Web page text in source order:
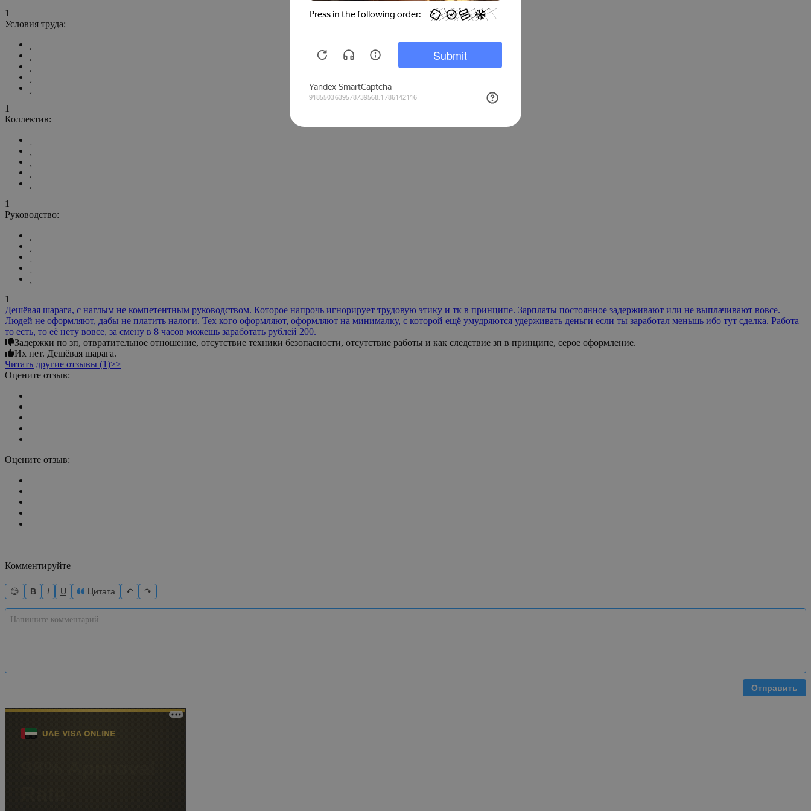
1
Условия труда:
1
Коллектив:
1
Руководство:
1
Дешёвая шарага, с наглым не компетентным руководством. Которое напрочь игнорирует трудовую этику и тк в принципе. Зарплаты постоянное задерживают или не выплачивают вовсе.
Людей не оформляют, дабы не платить налоги. Тех кого оформляют, оформляют на минималку, с которой ещё умудряются удерживать деньги если ты заработал меньшь ибо тут сделка. Работа
то есть, то её нету вовсе, за смену в 8 часов можешь заработать рублей 200.
Задержки по зп, отвратительное отношение, отсутствие техники безопасности, отсутствие работы и как следствие зп в принципе, серое оформление.
Их нет. Дешёвая шарага.
Читать другие отзывы (1)>>
Оцените отзыв:
Оцените отзыв:
Комментируйте
😊 B I U Цитата ↶ ↷
Отправить